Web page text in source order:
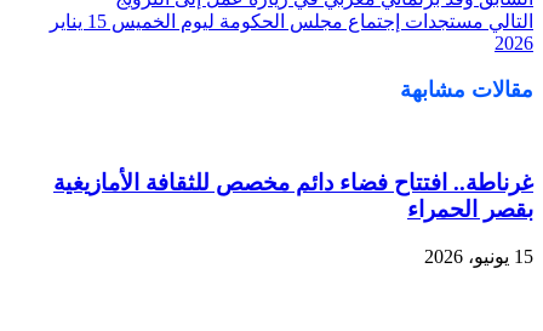
التالي
مستجدات إجتماع مجلس الحكومة ليوم الخميس 15 يناير
2026
مقالات مشابهة
غرناطة.. افتتاح فضاء دائم مخصص للثقافة الأمازيغية
بقصر الحمراء
15 يونيو، 2026